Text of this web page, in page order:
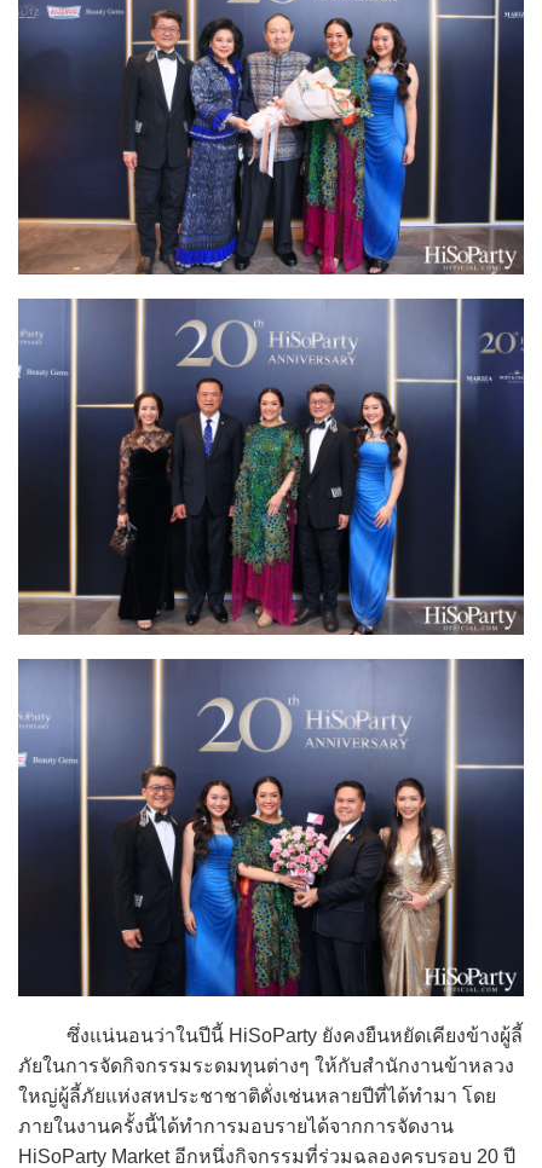
ซึ่งแน่นอนว่าในปีนี้ HiSoParty ยังคงยืนหยัดเคียงข้างผู้ลี้
ภัยในการจัดกิจกรรมระดมทุนต่างๆ ให้กับสำนักงานข้าหลวง
ใหญ่ผู้ลี้ภัยแห่งสหประชาชาติดั่งเช่นหลายปีที่ได้ทำมา โดย
ภายในงานครั้งนี้ได้ทำการมอบรายได้จากการจัดงาน
HiSoParty Market อีกหนึ่งกิจกรรมที่ร่วมฉลองครบรอบ 20 ปี